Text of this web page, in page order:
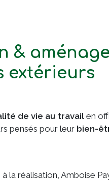
&
extérieurs
de vie au travail en
pensés pour leur bien-
la réalisation, Amboise